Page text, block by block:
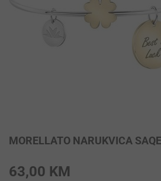
MORELLATO NARUKVICA
63,00 KM